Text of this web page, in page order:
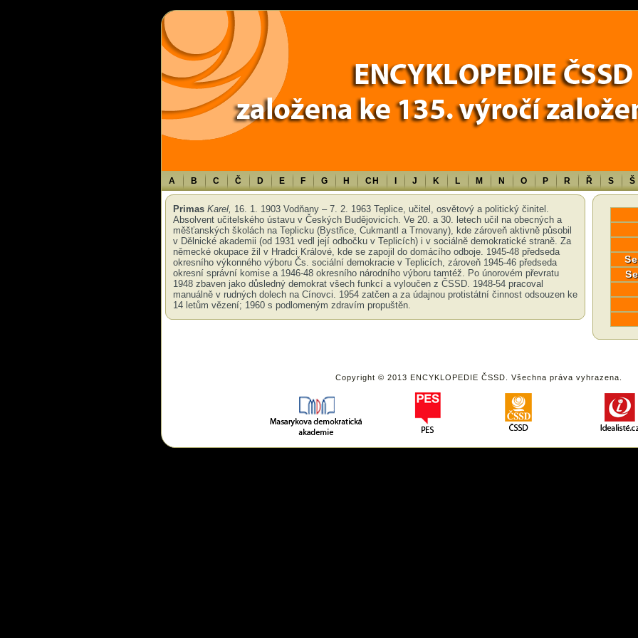
: Use of undefined constant TXT - assumed 'TXT' (this will throw an Error in a future version of PHP) in /data/www/17010/historiecssd_cz/
A B C Č D E F G H CH J K L M N O P R Ř S Š
Primas Karel, 16. 1. 1903 Vodňany – 7. 2. 1963 Teplice, učitel, osvětový a politický činitel.
Absolvent učitelského ústavu v Českých Budějovicích. Ve 20. a 30. letech učil na obecných a
měšťanských školách na Teplicku (Bystřice, Cukmantl a Trnovany), kde zároveň aktivně působil
v Dělnické akademii (od 1931 vedl její odbočku v Teplicích) i v sociálně demokratické straně. Za
německé okupace žil v Hradci Králové, kde se zapojil do domácího odboje. 1945-48 předseda
okresního výkonného výboru Čs. sociální demokracie v Teplicích, zároveň 1945-46 předseda
okresní správní komise a 1946-48 okresního národního výboru tamtéž. Po únorovém převratu
1948 zbaven jako důsledný demokrat všech funkcí a vyloučen z ČSSD. 1948-54 pracoval
manuálně v rudných dolech na Cínovci. 1954 zatčen a za údajnou protistátní činnost odsouzen ke
14 letům vězení; 1960 s podlomeným zdravím propuštěn.
Copyright © 2013 ENCYKLOPEDIE ČSSD. Všechna práva vyhrazena.